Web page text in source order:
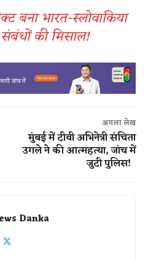
बना भारत-स्लोवाकिया
की मिसाल!
अगला लेख
मुंबई में टीवी अभिनेत्री संचिता
उगले ने की आत्महत्या, जांच में
जुटी पुलिस!
Danka